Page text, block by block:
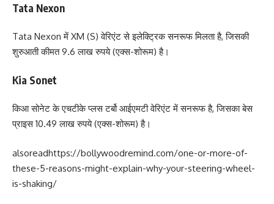
Tata Nexon
Tata Nexon में XM (S) वेरिएंट से इलेक्ट्रिक सनरूफ मिलता है, जिसकी
शुरुआती कीमत 9.6 लाख रुपये (एक्स-शोरूम) है।
Kia Sonet
किआ सोनेट के एचटीके प्लस टर्बो आईएमटी वेरिएंट में सनरूफ है, जिसका बेस
प्राइस 10.49 लाख रुपये (एक्स-शोरूम) है।
alsoreadhttps://bollywoodremind.com/one-or-more-of-
these-5-reasons-might-explain-why-your-steering-wheel-
is-shaking/